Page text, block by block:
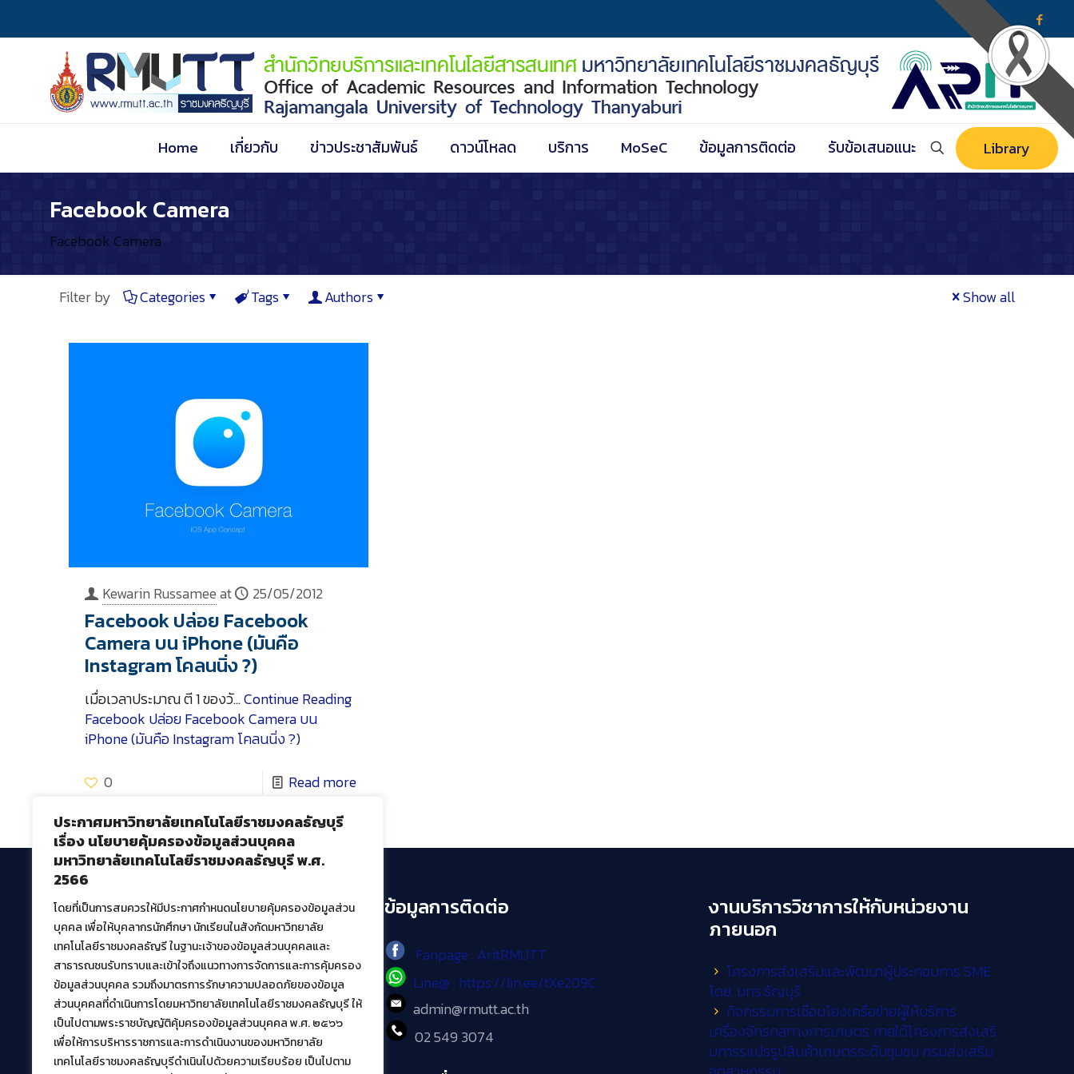
ประกาศมหาวิทยาลัยเทคโนโลยีราชมงคลธัญบุรี
เรื่อง นโยบายคุ้มครองข้อมูลส่วนบุคคล
มหาวิทยาลัยเทคโนโลยีราชมงคลธัญบุรี พ.ศ.
2566
โดยที่เป็นการสมควรให้มีประกาศกำหนดนโยบายคุ้มครองข้อมูลส่วน
บุคคล เพื่อให้บุคลากรนักศึกษา นักเรียนในสังกัดมหาวิทยาลัย
เทคโนโลยีราชมงคลธัญรี ในฐานะเจ้าของข้อมูลส่วนบุคคลและ
สาธารณชนรับทราบและเข้าใจถึงแนวทางการจัดการและการคุ้มครอง
ข้อมูลส่วนบุคคล รวมถึงมาตรการรักษาความปลอดภัยของข้อมูล
ส่วนบุคคลที่ดำเนินการโดยมหาวิทยาลัยเทคโนโลยีราชมงคลธัญบุรี ให้
เป็นไปตามพระราชบัญญัติคุ้มครองข้อมูลส่วนบุคคล พ.ศ. ๒๕๖๖
เพื่อให้การบริหารราชการและการดำเนินงานของมหาวิทยาลัย
เทคโนโลยีราชมงคลธัญบุรีดำเนินไปด้วยความเรียบร้อย เป็นไปตาม
Home เกี่ยวกับ ข่าวประชาสัมพันธ์ ดาวน์โหลด บริการ MoSeC ข้อมูลการติดต่อ รับข้อเสนอแนะ Library
Facebook Camera
Facebook Camera
Filter by Categories Tags Authors Show all
Kewarin Russameeat 25/05/2012
Facebook ปล่อย Facebook
Camera บน iPhone (มันคือ
Instagram โคลนนิ่ง ?)
เมื่อเวลาประมาณ ตี 1 ของวั…Continue Reading
Facebook ปล่อย Facebook Camera บน
iPhone (มันคือ Instagram โคลนนิ่ง ?)
0
Read more
สำนักวิทยบริการและเทคโนโลยีสารสนเทศ
มหาวิทยาลัยเทคโนโลยีราชมงคลธัญบุรี
39 หมู่ที่ 1 ตำบลคลองหก อำเภอคลองหลวง จังหวัด
ปทุมธานี 12120
เผยแพร่ข้อมูลโดย.บุคลากร สวส.
สร้างและพัฒนาโดย.
ฝ่ายพัฒนาและเผยแพร่ข้อมูลเว็บไซต์
ข้อมูลการติดต่อ
Fanpage : AritRMUTT
Line@ : https://lin.ee/tXe209C
admin@rmutt.ac.th
02 549 3074
งานบริการวิชาการให้กับหน่วยงาน
ภายนอก
โครงการส่งเสริมและพัฒนาผู้ประกอบการ SME
โดย. มทร.ธัญบุรี
กิจกรรมการเชื่อมโยงเครือข่ายผู้ให้บริการ
เครื่องจักรกลทางการเกษตร ภายใต้โครงการส่งเสริ
มการรแปรรูปสินค้าเกษตรระดับชุมชน กรมส่งเสริม